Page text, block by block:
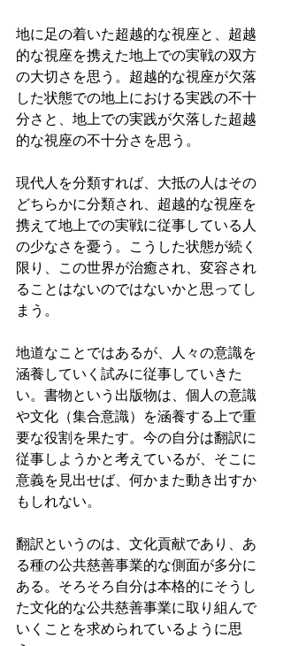
地に足の着いた超越的な視座と、超越
的な視座を携えた地上での実戦の双方
の大切さを思う。超越的な視座が欠落
した状態での地上における実践の不十
分さと、地上での実践が欠落した超越
的な視座の不十分さを思う。
現代人を分類すれば、大抵の人はその
どちらかに分類され、超越的な視座を
携えて地上での実戦に従事している人
の少なさを憂う。こうした状態が続く
限り、この世界が治癒され、変容され
ることはないのではないかと思ってし
まう。
地道なことではあるが、人々の意識を
涵養していく試みに従事していきた
い。書物という出版物は、個人の意識
や文化（集合意識）を涵養する上で重
要な役割を果たす。今の自分は翻訳に
従事しようかと考えているが、そこに
意義を見出せば、何かまた動き出すか
もしれない。
翻訳というのは、文化貢献であり、あ
る種の公共慈善事業的な側面が多分に
ある。そろそろ自分は本格的にそうし
た文化的な公共慈善事業に取り組んで
いくことを求められているように思